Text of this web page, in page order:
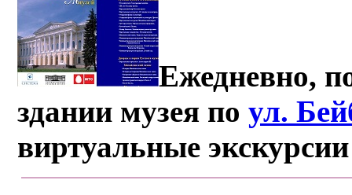
Ежедневно,
здании музея поул.
виртуальные